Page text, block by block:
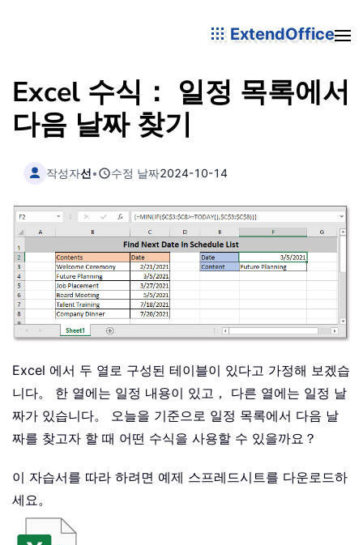
ExtendOffice
Excel 수식： 일정 목록에서
다음 날짜 찾기
작성자선• 수정 날짜2024-10-14
Excel 에서 두 열로 구성된 테이블이 있다고 가정해 보겠습
니다。 한 열에는 일정 내용이 있고， 다른 열에는 일정 날
짜가 있습니다。 오늘을 기준으로 일정 목록에서 다음 날
짜를 찾고자 할 때 어떤 수식을 사용할 수 있을까요？
이 자습서를 따라 하려면 예제 스프레드시트를 다운로드하
세요。